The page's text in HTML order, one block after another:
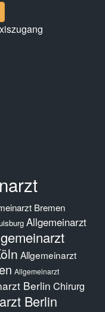
Bremen
Allgemeinarzt
Allgemeinarzt
Allgemeinarzt
Berlin Chirurg
Berlin